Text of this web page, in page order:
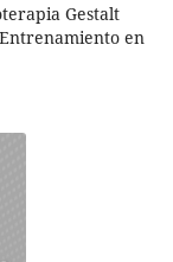
Gestalt
en